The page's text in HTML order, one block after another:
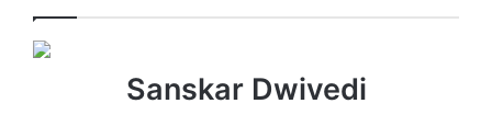
Sanskar Dwivedi